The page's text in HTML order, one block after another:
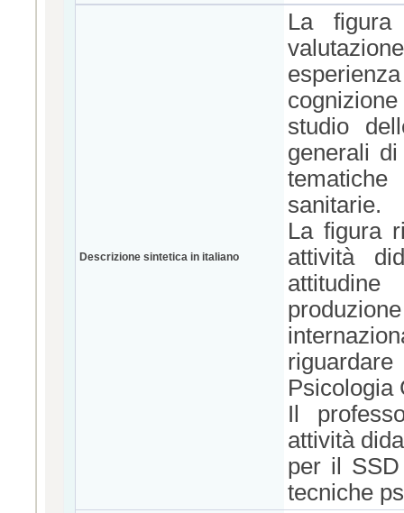
Descrizione sintetica in italiano
La figura
studio
generali
sanitarie.
La figura
attività
Psicologia
Il
attività
per il
tecniche